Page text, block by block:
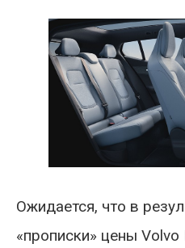
Ожидается, что в
«прописки» цены Volvo